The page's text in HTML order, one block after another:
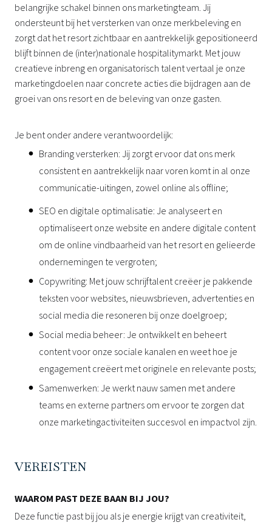
belangrijke schakel binnen ons marketingteam. Jij
ondersteunt bij het versterken van onze merkbeleving en
zorgt dat het resort zichtbaar en aantrekkelijk gepositioneerd
blijft binnen de (inter)nationale hospitalitymarkt. Met jouw
creatieve inbreng en organisatorisch talent vertaal je onze
marketingdoelen naar concrete acties die bijdragen aan de
groei van ons resort en de beleving van onze gasten.
Je bent onder andere verantwoordelijk:
Branding versterken: Jij zorgt ervoor dat ons merk
consistent en aantrekkelijk naar voren komt in al onze
communicatie-uitingen, zowel online als offline;
SEO en digitale optimalisatie: Je analyseert en
optimaliseert onze website en andere digitale content
om de online vindbaarheid van het resort en gelieerde
ondernemingen te vergroten;
Copywriting: Met jouw schrijftalent creëer je pakkende
teksten voor websites, nieuwsbrieven, advertenties en
social media die resoneren bij onze doelgroep;
Social media beheer: Je ontwikkelt en beheert
content voor onze sociale kanalen en weet hoe je
engagement creëert met originele en relevante posts;
Samenwerken: Je werkt nauw samen met andere
teams en externe partners om ervoor te zorgen dat
onze marketingactiviteiten succesvol en impactvol zijn.
VEREISTEN
WAAROM PAST DEZE BAAN BIJ JOU?
Deze functie past bij jou als je energie krijgt van creativiteit,